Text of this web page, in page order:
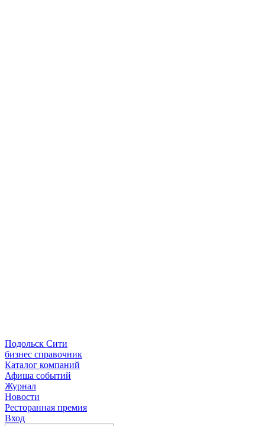
Подольск Сити
бизнес справочник
Каталог компаний
Афиша событий
Журнал
Новости
Ресторанная премия
Вход